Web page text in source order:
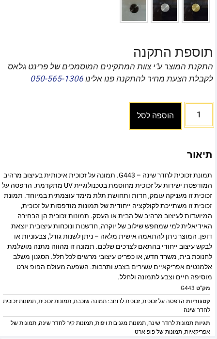
תוספת התקנה
התקנת המוצר ע"י צוות המתקינים המוסמכים של פרינט גלאס
לקבלת הצעת מחיר להתקנה פנו אלינו050-565-1306
הוספה לסל
תיאור
תמונת זכוכית לחדר שינה – G443. תמונה על זכוכית איכותית בעיצוב מרהיב
המודפסת ישירות על זכוכית מחוסמת בטכנולוגיית UV מתקדמת. הדפסה על
זכוכית זו מעניקה עומק, חדות ותחושת תלת מימד עוצמתית במיוחד. תמונת
זכוכית זו משתייכת לקולקציה ייחודית של תמונות מודפסות על זכוכית,
המיועדות לעיצוב מרהיב של הבית או העסק. תמונות זכוכית הן הבחירה
האידיאלית למי שמחפש שילוב של יוקרה, חדשנות ונוכחות עיצובית יוצאת
דופן. המוצר ניתן להתאמה אישית מלאה – ניתן לשנות גודל, צבעוניות או
לבקש עיצוב ייחודי בהתאם לצרכים שלכם. תמונה זו מהווה מתנה מושלמת
לחנוכת בית, משרד חדש, או כפריט עיצובי מרשים לכל חלל. הסגנון משלב
אלמנטים אפריקאיים עשירים בצבע ותרבות. השפעה מעולם הפופ ארט
מוסיפה חיים וצבע לתמונה ולחלל.
מק"ט G443
קטגוריות הדפסה על זכוכית,זכוכית לרוחב: תמונה שוכבת,תמונות זכוכית,תמונות זכוכית
לחדר שינה
תגיותתמונות לחדר שינה,תמונות מגניבות ויפות,תמונות קיר לחדר שינה,תמונות של
אפריקאיות,תמונות של פופ ארט